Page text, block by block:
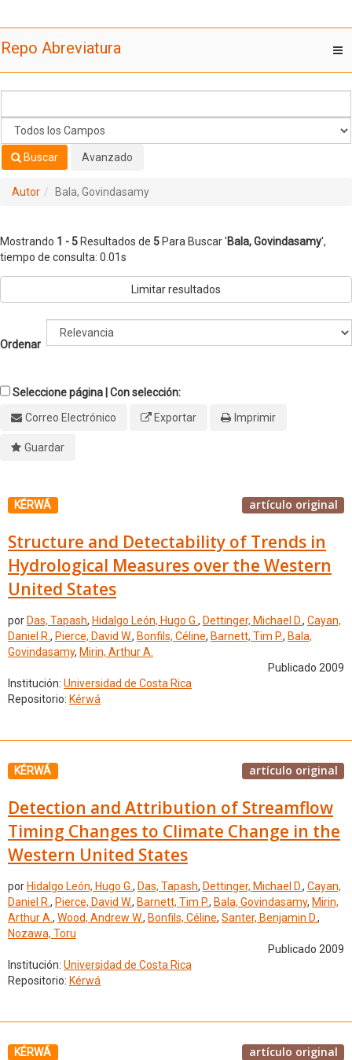
Repo Abreviatura
Buscar Avanzado
Autor Bala, Govindasamy
Mostrando 1 - 5 Resultados de 5 Para Buscar 'Bala, Govindasamy',
tiempo de consulta: 0.01s
Limitar resultados
Ordenar
Seleccione página | Con selección:
Correo Electrónico
Exportar Imprimir
Guardar
KÉRWÁ artículo original
Structure and Detectability of Trends in
Hydrological Measures over the Western
United States
por Das, Tapash, Hidalgo León, Hugo G., Dettinger, Michael D., Cayan,
Daniel R., Pierce, David W., Bonfils, Céline, Barnett, Tim P., Bala,
Govindasamy, Mirin, Arthur A.
Publicado 2009
Institución: Universidad de Costa Rica
Repositorio: Kérwá
KÉRWÁ artículo original
Detection and Attribution of Streamflow
Timing Changes to Climate Change in the
Western United States
por Hidalgo León, Hugo G., Das, Tapash, Dettinger, Michael D., Cayan,
Daniel R., Pierce, David W., Barnett, Tim P., Bala, Govindasamy, Mirin,
Arthur A., Wood, Andrew W., Bonfils, Céline, Santer, Benjamin D.,
Nozawa, Toru
Publicado 2009
Institución: Universidad de Costa Rica
Repositorio: Kérwá
KÉRWÁ artículo original